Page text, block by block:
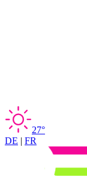
27°
DE | FR